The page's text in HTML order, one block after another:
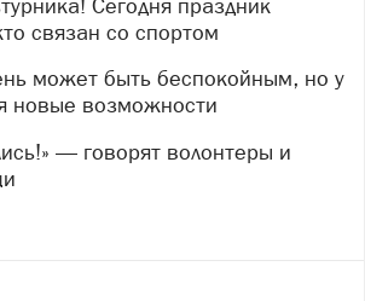
связан со спортом
новые возможности